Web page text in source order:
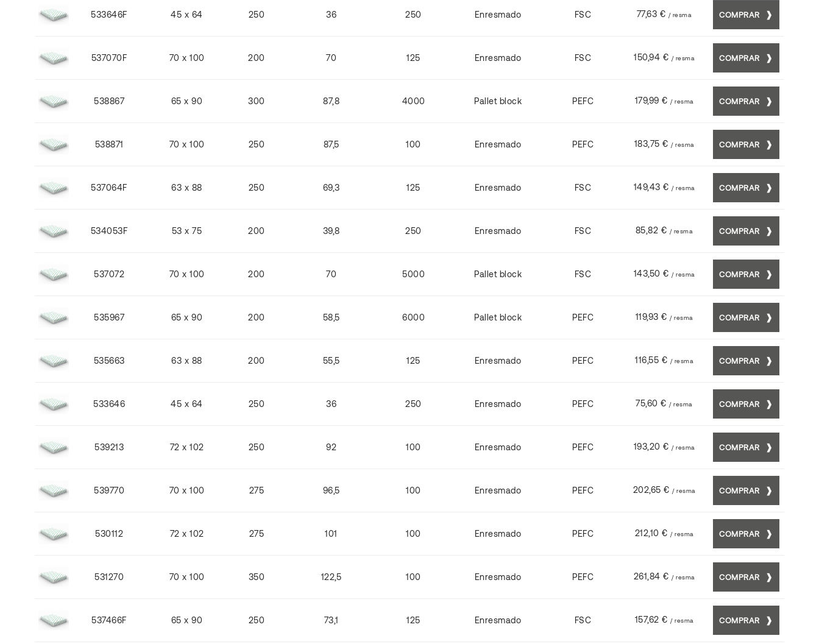
533646F 45 x 64 250 36 250 Enresmado FSC 77,63 € / resma COMPRAR
537070F 70 x 100 200 70 125 Enresmado FSC 150,94 € / resma COMPRAR
538867 65 x 90 300 87,8 4000 Pallet block PEFC 179,99 € / resma COMPRAR
538871 70 x 100 250 87,5 100 Enresmado PEFC 183,75 € / resma COMPRAR
537064F 63 x 88 250 69,3 125 Enresmado FSC 149,43 € / resma COMPRAR
534053F 53 x 75 200 39,8 250 Enresmado FSC 85,82 € / resma COMPRAR
537072 70 x 100 200 70 5000 Pallet block FSC 143,50 € / resma COMPRAR
535967 65 x 90 200 58,5 6000 Pallet block PEFC 119,93 € / resma COMPRAR
535663 63 x 88 200 55,5 125 Enresmado PEFC 116,55 € / resma COMPRAR
533646 45 x 64 250 36 250 Enresmado PEFC 75,60 € / resma COMPRAR
539213 72 x 102 250 92 100 Enresmado PEFC 193,20 € / resma COMPRAR
539770 70 x 100 275 96,5 100 Enresmado PEFC 202,65 € / resma COMPRAR
530112 72 x 102 275 101 100 Enresmado PEFC 212,10 € / resma COMPRAR
531270 70 x 100 350 122,5 100 Enresmado PEFC 261,84 € / resma COMPRAR
537466F 65 x 90 250 73,1 125 Enresmado FSC 157,62 € / resma COMPRAR